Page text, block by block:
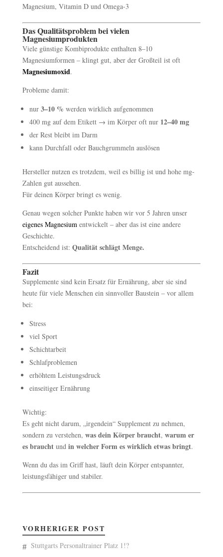
Das Qualitätsproblem bei vielen
Magnesiumprodukten
Viele günstige Kombiprodukte enthalten 8–10
Magnesiumformen – klingt gut, aber der Großteil ist oft
Magnesiumoxid.
Probleme damit:
nur 3–10 % werden wirklich aufgenommen
400 mg auf dem Etikett → im Körper oft nur 12–40 mg
der Rest bleibt im Darm
kann Durchfall oder Bauchgrummeln auslösen
Hersteller nutzen es trotzdem, weil es billig ist und hohe mg-
Zahlen gut aussehen.
Für deinen Körper bringt es wenig.
Genau wegen solcher Punkte haben wir vor 5 Jahren unser
eigenes Magnesiumentwickelt – aber das ist eine andere
Geschichte.
Entscheidend ist: Qualität schlägt Menge.
Fazit
Supplemente sind kein Ersatz für Ernährung, aber sie sind
heute für viele Menschen ein sinnvoller Baustein – vor allem
bei:
Stress
viel Sport
Schichtarbeit
Schlafproblemen
erhöhtem Leistungsdruck
einseitiger Ernährung
Wichtig:
Es geht nicht darum, „irgendein“ Supplement zu nehmen,
sondern zu verstehen, was dein Körper braucht, warum er
es brauchtund in welcher Form es wirklich etwas bringt.
Wenn du das im Griff hast, läuft dein Körper entspannter,
leistungsfähiger und stabiler.
VORHERIGER POST
Stuttgarts Personaltrainer Platz 1!?